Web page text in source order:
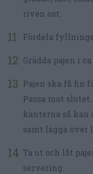
riven ost.
Fördela
Grädda pajen i
Pajen ska få fin
Passa mot
kanterna så kan
samt lägga över
Ta ut och låt
servering.